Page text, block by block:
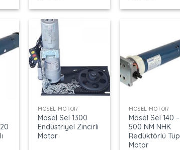
+
MOSEL MOTOR
Mosel Sel 1300
Endüstriyel Zincirli
Motor
MOSEL MOTOR
Mosel Sel 140 –
500 NM NHK
Redüktörlü Tüp
Motor